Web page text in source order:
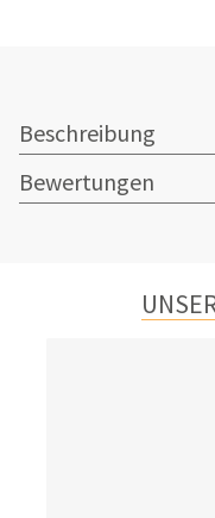
Beschreibung
Bewertungen